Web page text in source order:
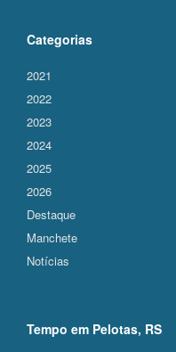
Categorias
2021
2022
2023
2024
2025
2026
Destaque
Manchete
Notícias
Tempo em Pelotas, RS